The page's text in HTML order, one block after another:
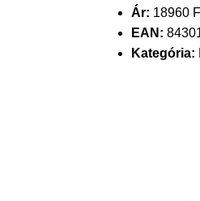
Ár: 18960
EAN:
Kategória: